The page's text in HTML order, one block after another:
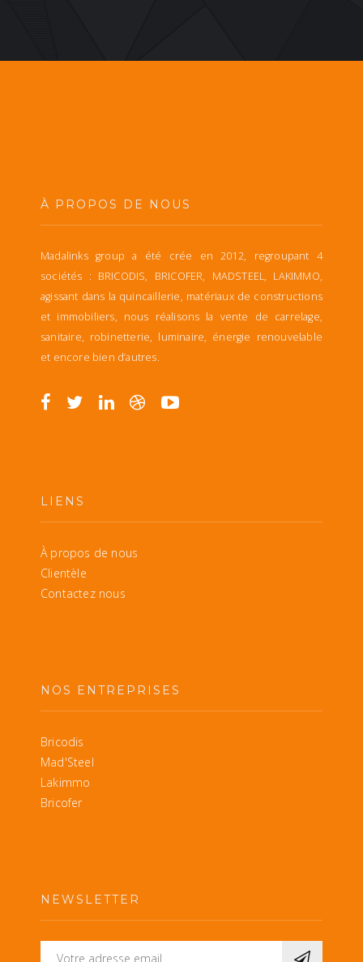
À PROPOS DE NOUS
Madalinks group a été crée en 2012, regroupant 4
sociétés : BRICODIS, BRICOFER, MADSTEEL, LAKIMMO,
agissant dans la quincaillerie, matériaux de constructions
et immobiliers, nous réalisons la vente de carrelage,
sanitaire, robinetterie, luminaire, énergie renouvelable
et encore bien d’autres.
LIENS
À propos de nous
Clientèle
Contactez nous
NOS ENTREPRISES
Bricodis
Mad'Steel
Lakimmo
Bricofer
NEWSLETTER